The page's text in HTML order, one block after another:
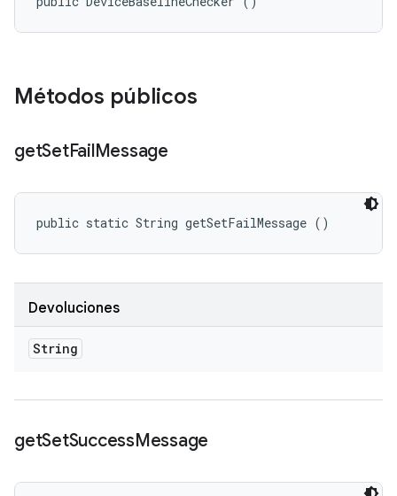
Métodos públicos
getSetFailMessage
public static String getSetFailMessage ()
Devoluciones
String
getSetSuccessMessage